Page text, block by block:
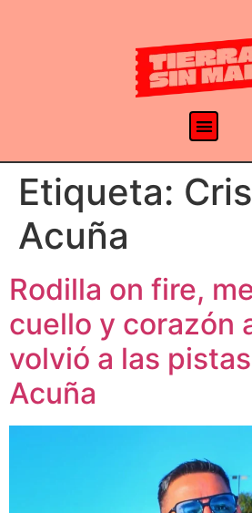
Etiqueta:
Acuña
Rodilla on fire,
cuello y corazón
volvió a las
Acuña